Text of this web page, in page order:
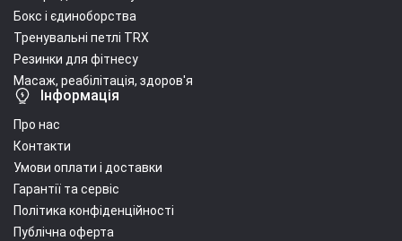
Бокс і єдиноборства
Тренувальні петлі TRX
Резинки для фітнесу
Масаж, реабілітація, здоров'я
Інформація
Про нас
Контакти
Умови оплати і доставки
Гарантії та сервіс
Політика конфіденційності
Публічна оферта